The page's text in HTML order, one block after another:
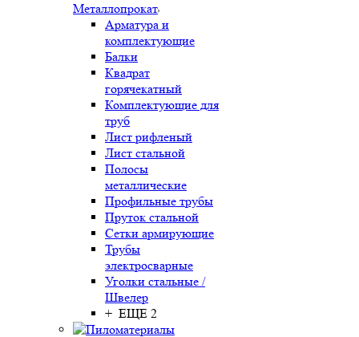
Металлопрокат
Арматура и
комплектующие
Балки
Квадрат
горячекатный
Комплектующие для
труб
Лист рифленый
Лист стальной
Полосы
металлические
Профильные трубы
Пруток стальной
Сетки армирующие
Трубы
электросварные
Уголки стальные /
Швелер
+ ЕЩЕ 2